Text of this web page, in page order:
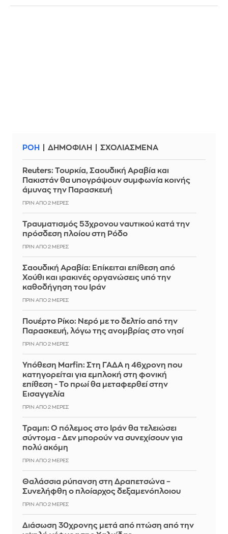
ΡΟΗ ΔΗΜΟΦΙΛΗ ΣΧΟΛΙΑΣΜΕΝΑ
Reuters: Τουρκία, Σαουδική Αραβία και
Πακιστάν θα υπογράψουν συμφωνία κοινής
άμυνας την Παρασκευή
ΠΡΙΝ ΑΠΌ 2 ΜΈΡΕΣ
Τραυματισμός 53χρονου ναυτικού κατά την
πρόσδεση πλοίου στη Ρόδο
ΠΡΙΝ ΑΠΌ 2 ΜΈΡΕΣ
Σαουδική Αραβία: Επίκειται επίθεση από
Χούθι και ιρακινές οργανώσεις υπό την
καθοδήγηση του Ιράν
ΠΡΙΝ ΑΠΌ 2 ΜΈΡΕΣ
Πουέρτο Ρίκο: Νερό με το δελτίο από την
Παρασκευή, λόγω της ανομβρίας στο νησί
ΠΡΙΝ ΑΠΌ 2 ΜΈΡΕΣ
Υπόθεση Marfin: Στη ΓΑΔΑ η 46χρονη που
κατηγορείται για εμπλοκή στη φονική
επίθεση - Το πρωί θα μεταφερθεί στην
Εισαγγελία
ΠΡΙΝ ΑΠΌ 2 ΜΈΡΕΣ
Τραμπ: Ο πόλεμος στο Ιράν θα τελειώσει
σύντομα - Δεν μπορούν να συνεχίσουν για
πολύ ακόμη
ΠΡΙΝ ΑΠΌ 2 ΜΈΡΕΣ
Θαλάσσια ρύπανση στη Δραπετσώνα –
Συνελήφθη ο πλοίαρχος δεξαμενόπλοιου
ΠΡΙΝ ΑΠΌ 2 ΜΈΡΕΣ
Διάσωση 30χρονης μετά από πτώση από την